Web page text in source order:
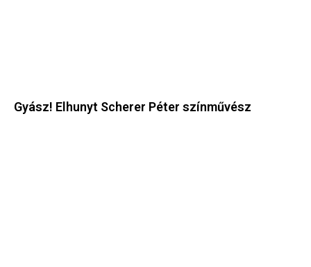
Gyász! Elhunyt Scherer Péter színművész